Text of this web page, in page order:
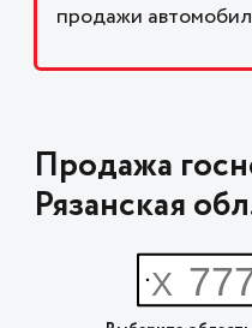
продажи
Продажа
Рязанская